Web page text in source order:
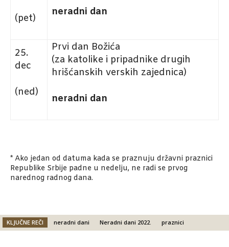
(pet)
neradni dan
25.
dec
(ned)
Prvi dan Božića
(za katolike i pripadnike drugih
hrišćanskih verskih zajednica)
neradni dan
* Ako jedan od datuma kada se praznuju državni praznici
Republike Srbije padne u nedelju, ne radi se prvog
narednog radnog dana.
KLJUČNE REČI neradni dani Neradni dani 2022. praznici